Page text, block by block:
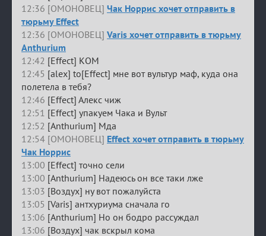
12:36 [ОМОНОВЕЦ] Чак Норрис хочет отправить в
тюрьму Effect
12:36 [ОМОНОВЕЦ] Varis хочет отправить в тюрьму
Anthurium
12:42 [Effect] КОМ
12:45 [alex] to[Effect] мне вот вультур маф, куда она
полетела в тебя?
12:46 [Effect] Алекс чиж
12:51 [Effect] упакуем Чака и Вульт
12:52 [Anthurium] Мда
12:54 [ОМОНОВЕЦ] Effect хочет отправить в тюрьму
Чак Норрис
13:00 [Effect] точно сели
13:00 [Anthurium] Надеюсь он все таки лже
13:03 [Воздух] ну вот пожалуйста
13:05 [Varis] антхуриума сначала го
13:06 [Anthurium] Но он бодро рассуждал
13:06 [Воздух] чак вскрыл кома